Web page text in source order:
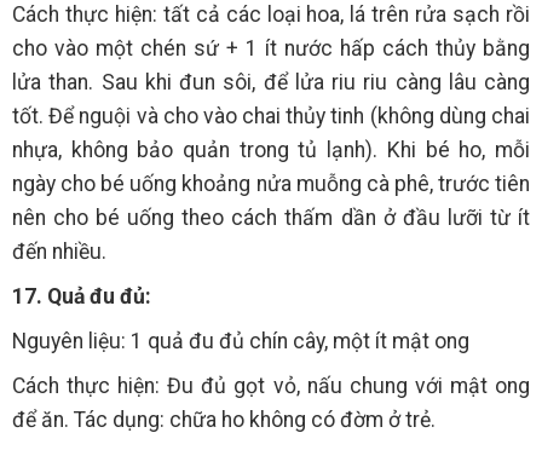
Cách thực hiện: tất cả các loại hoa, lá trên rửa sạch rồi
cho vào một chén sứ + 1 ít nước hấp cách thủy bằng
lửa than. Sau khi đun sôi, để lửa riu riu càng lâu càng
tốt. Để nguội và cho vào chai thủy tinh (không dùng chai
nhựa, không bảo quản trong tủ lạnh). Khi bé ho, mỗi
ngày cho bé uống khoảng nửa muỗng cà phê, trước tiên
nên cho bé uống theo cách thấm dần ở đầu lưỡi từ ít
đến nhiều.
17. Quả đu đủ:
Nguyên liệu: 1 quả đu đủ chín cây, một ít mật ong
Cách thực hiện: Đu đủ gọt vỏ, nấu chung với mật ong
để ăn. Tác dụng: chữa ho không có đờm ở trẻ.